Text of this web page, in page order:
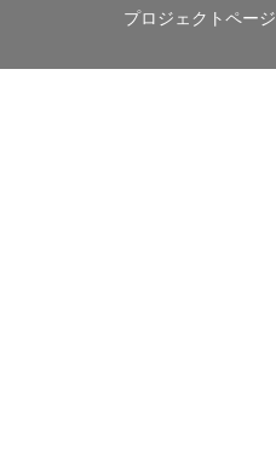
プロジェクトページ